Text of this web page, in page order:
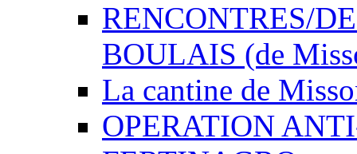
RENCONTRES/
BOULAIS (de
La cantine de
OPERATION